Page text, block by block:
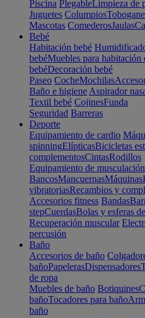
Piscina PlegableLimpieza de
Juguetes Columpios
Mascotas ComederosJaulas
Bebé
Habitación bebé
bebéMuebles para habitación
bebéDecoración bebé
Paseo CocheMochilas
Baño e higiene Aspirador
Textil bebé CojinesFunda
Seguridad Barreras
Deporte
Equipamiento de cardio
spinningElípticasBicicletas
complementosCintasRodillos
Equipamiento de musculación
BancosMancuernasMáquinas
vibratoriasRecambios y
Accesorios fitness Bandas
stepCuerdasBolas y esferas
Recuperación muscular
percusión
Baño
Accesorios de baño
bañoPapelerasDispensadores
de ropa
Muebles de baño Botiquines
bañoTocadores para baño
baño